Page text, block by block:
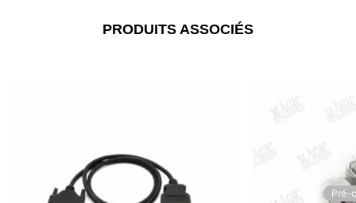
PRODUITS ASSOCIÉS
Pré-